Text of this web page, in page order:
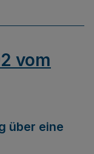
vom
über eine